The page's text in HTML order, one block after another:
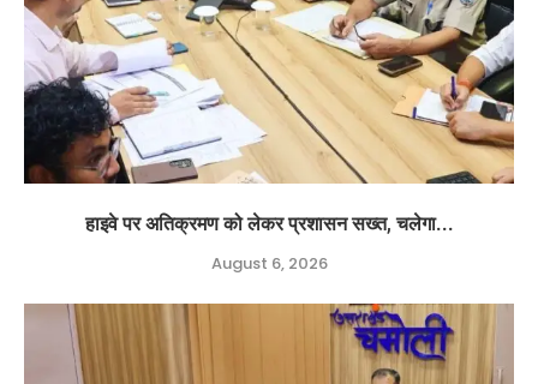
हाइवे पर अतिक्रमण को लेकर प्रशासन सख्त, चलेगा...
August 6, 2026